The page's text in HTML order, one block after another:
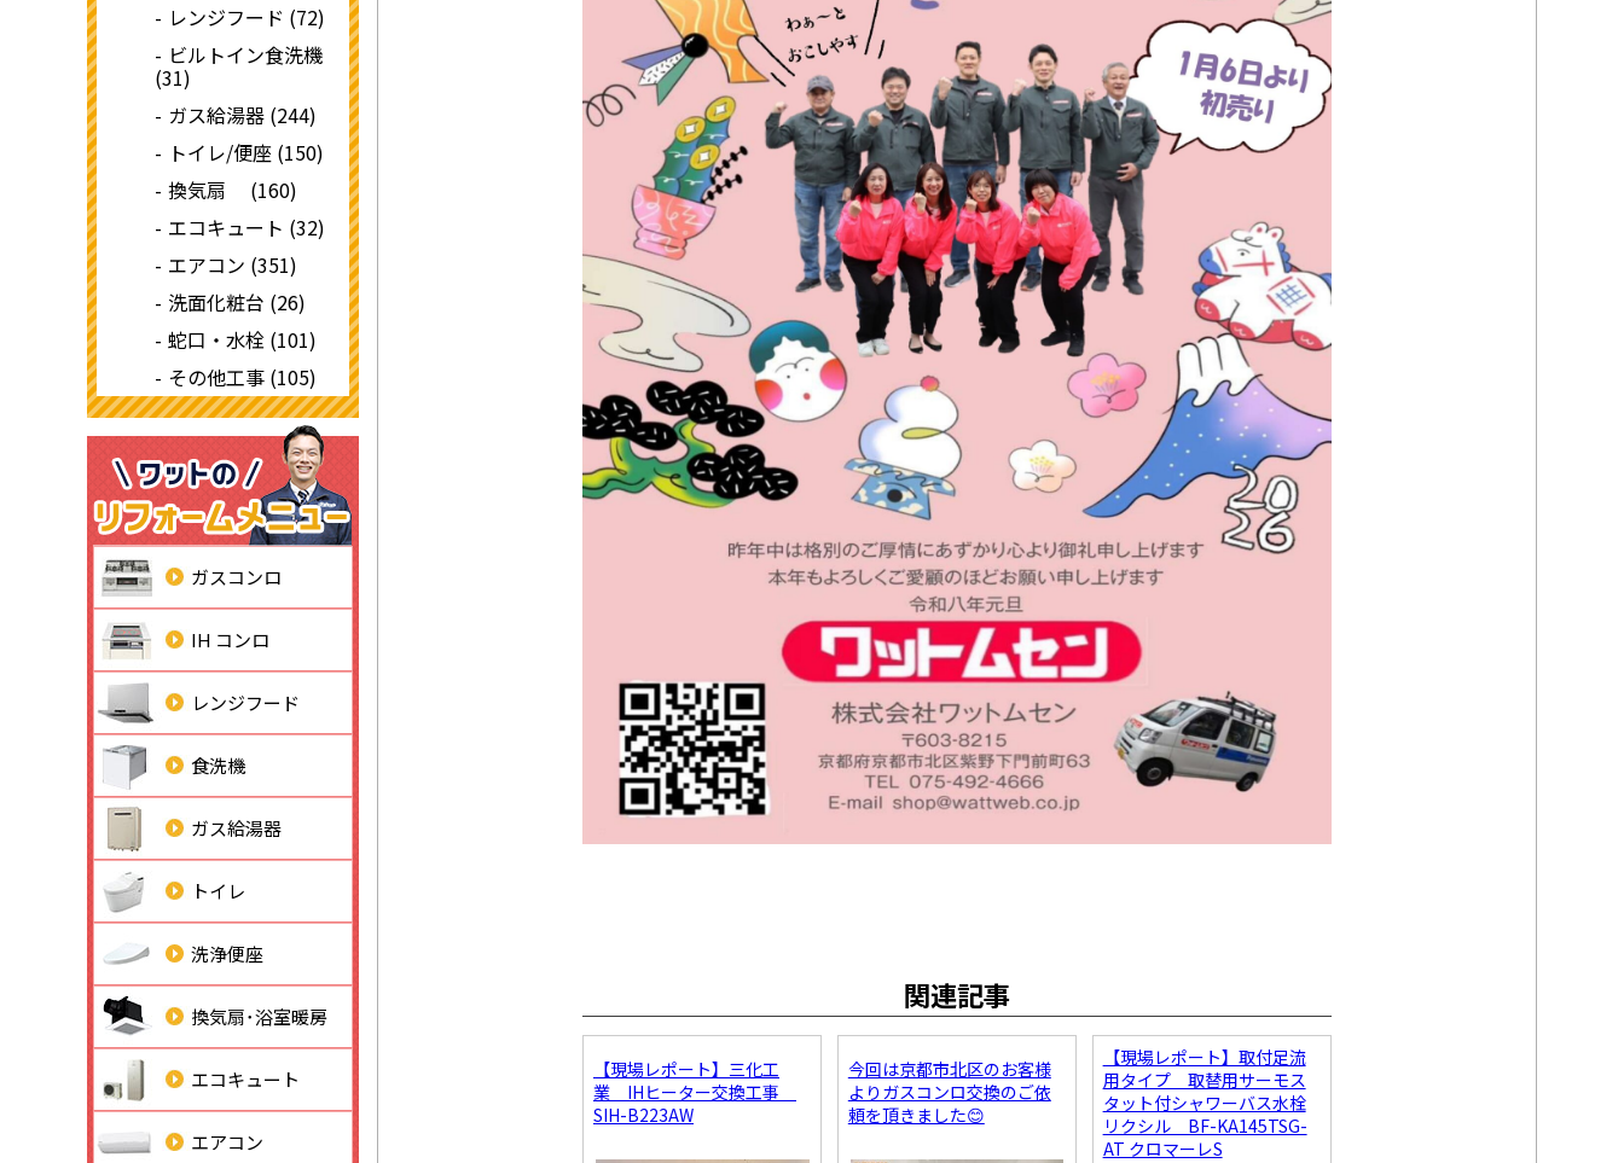
関連記事
【現場レポート】三化工
業 IHヒーター交換工事
SIH-B223AW
今回は京都市北区のお客様
よりガスコンロ交換のご依
頼を頂きました😊
【現場レポート】取付足流
用タイプ 取替用サーモス
タット付シャワーバス水栓
リクシル BF-KA145TSG-
AT クロマーレS
レンジフード (72)
ビルトイン食洗機
(31)
ガス給湯器 (244)
トイレ/便座 (150)
換気扇 (160)
エコキュート (32)
エアコン (351)
洗面化粧台 (26)
蛇口・水栓 (101)
その他工事 (105)
ガスコンロ
IH コンロ
レンジフード
食洗機
ガス給湯器
トイレ
洗浄便座
換気扇･浴室暖房
エコキュート
エアコン